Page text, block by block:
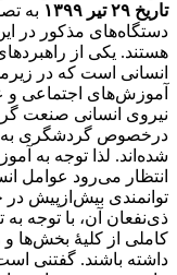
تاریخ ۲۹ تیر ۱۳۹۹
به
دستگاه‌های مذکور در
هستند. یکی از
انسانی است که در
آموزش‌های اجتماعی و
نیروی انسانی صنعت
درخصوص گردشگری
شده‌اند. لذا توجه به
انتظار می‌رود عوامل
توانمندی بیش‌ازپیش
ذی‌نفعان آن، با توجه
کاملی از کلیۀ بخش‌ها
داشته باشند. گفتنی